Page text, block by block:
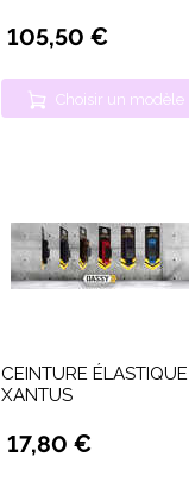
105,50 €
Choisir un modèle
CEINTURE ÉLASTIQUE
XANTUS
17,80 €